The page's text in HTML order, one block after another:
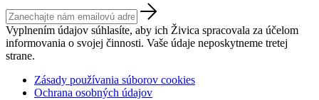
Vyplnením údajov súhlasíte, aby ich Živica spracovala za účelom
informovania o svojej činnosti. Vaše údaje neposkytneme tretej
strane.
Zásady používania súborov cookies
Ochrana osobných údajov